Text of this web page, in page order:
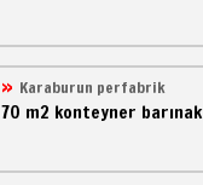
Karaburun perfabrik
70 m2 konteyner barınak